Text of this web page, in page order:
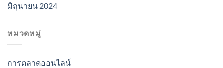
มิถุนายน 2024
หมวดหมู่
การตลาดออนไลน์